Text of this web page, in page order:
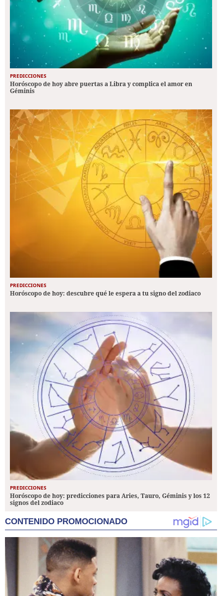
PREDICCIONES
Horóscopo de hoy abre puertas a Libra y complica el amor en
Géminis
PREDICCIONES
Horóscopo de hoy: descubre qué le espera a tu signo del zodiaco
PREDICCIONES
Horóscopo de hoy: predicciones para Aries, Tauro, Géminis y los 12
signos del zodiaco
CONTENIDO PROMOCIONADO